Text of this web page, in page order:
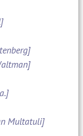
Multatuli]